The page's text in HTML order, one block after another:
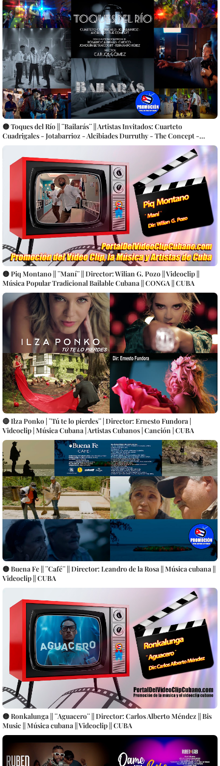
🟡 Toques del Río || ¨Bailarás¨ || Artistas Invitados: Cuarteto
Cuadrigales - Jotabarrioz - Alcibiades Durruthy - The Concept -
Participación especial: Rosario Cárdenas - Choco - Joaquín
Betancourt - Fernando Pérez || Director: Carlos Gómez || Música
cubana || Videoclip || CUBA
🟡 Piq Montano || ¨Maní¨ || Director: Wilian G. Pozo || Videoclip ||
Música Popular Tradicional Bailable Cubana || CONGA || CUBA
🔴 Ilza Ponko | ¨Tú te lo pierdes¨ | Director: Ernesto Fundora |
Videoclip | Música Cubana | Artistas Cubanos | Canción | CUBA
🟡 Buena Fe || ¨Café¨ || Director: Leandro de la Rosa || Música cubana ||
Videoclip || CUBA
🟡 Ronkalunga || ¨Aguacero¨ || Director: Carlos Alberto Méndez || Bis
Music || Música cubana || Videoclip || CUBA